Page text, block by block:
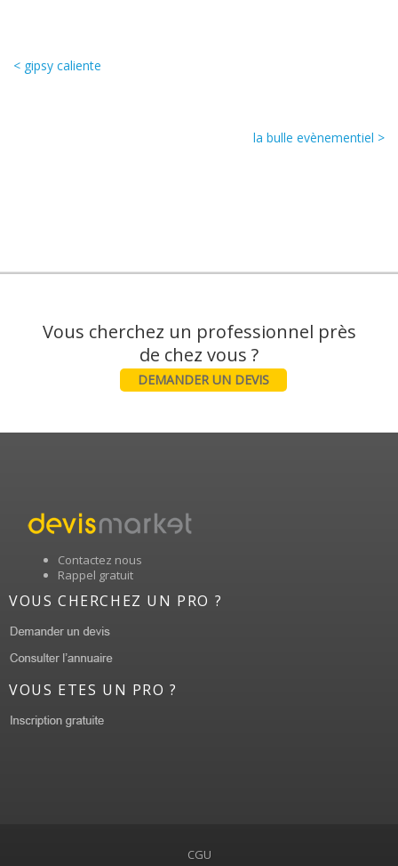
< gipsy caliente
la bulle evènementiel >
Vous cherchez un professionnel près
DEMANDER UN DEVIS
Contactez nous
Rappel gratuit
VOUS CHERCHEZ UN PRO ?
VOUS ETES UN PRO ?
CGU